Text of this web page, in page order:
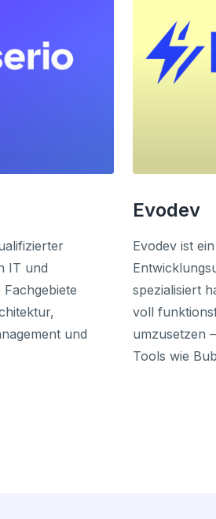
IT und
und
Evodev
Evodev ist
spezialisiert
voll
umzusetzen
Tools wie